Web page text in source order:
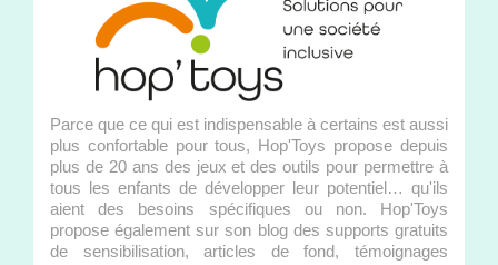
Parce que ce qui est indispensable à certains est aussi
plus confortable pour tous, Hop'Toys propose depuis
plus de 20 ans des jeux et des outils pour permettre à
tous les enfants de développer leur potentiel… qu'ils
aient des besoins spécifiques ou non. Hop'Toys
propose également sur son blog des supports gratuits
de sensibilisation, articles de fond, témoignages